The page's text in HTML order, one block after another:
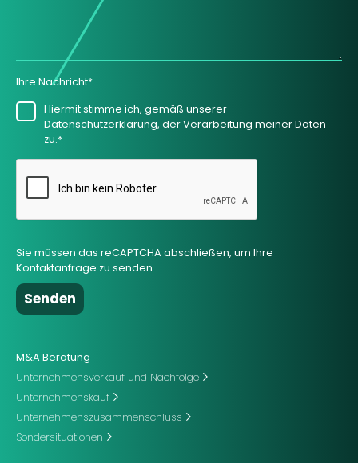
Ihre Nachricht*
Hiermit stimme ich, gemäß unserer
Datenschutzerklärung, der Verarbeitung meiner Daten
zu.*
Sie müssen das reCAPTCHA abschließen, um Ihre
Kontaktanfrage zu senden.
M&A Beratung
Unternehmensverkauf und Nachfolge
Unternehmenskauf
Unternehmenszusammenschluss
Sondersituationen